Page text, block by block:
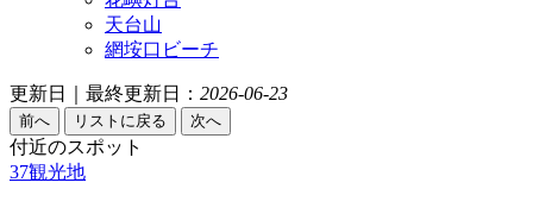
天台山
網垵口ビーチ
更新日｜最終更新日： 2026-06-23
付近のスポット
37観光地